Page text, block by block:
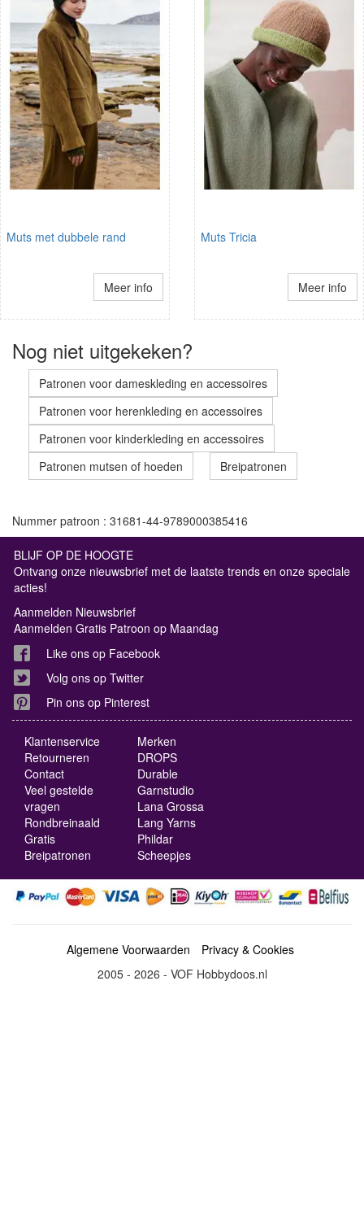
Muts met dubbele rand
Meer info
Muts Tricia
Meer info
Nog niet uitgekeken?
Patronen voor dameskleding en accessoires
Patronen voor herenkleding en accessoires
Patronen voor kinderkleding en accessoires
Patronen mutsen of hoeden
Breipatronen
Nummer patroon : 31681-44-9789000385416
BLIJF OP DE HOOGTE
Ontvang onze nieuwsbrief met de laatste trends en onze speciale
acties!
Aanmelden Nieuwsbrief
Aanmelden Gratis Patroon op Maandag
Like ons op Facebook
Volg ons op Twitter
Pin ons op Pinterest
Klantenservice
Retourneren
Contact
Veel gestelde
vragen
Rondbreinaald
Gratis
Breipatronen
Merken
DROPS
Durable
Garnstudio
Lana Grossa
Lang Yarns
Phildar
Scheepjes
Algemene Voorwaarden
Privacy & Cookies
2005 - 2026 - VOF Hobbydoos.nl